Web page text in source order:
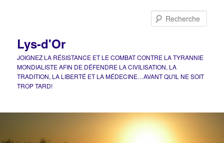
Lys-d'Or
JOIGNEZ LA RÉSISTANCE ET LE COMBAT CONTRE LA TYRANNIE
MONDIALISTE AFIN DE DÉFENDRE LA CIVILISATION, LA
TRADITION, LA LIBERTÉ ET LA MÉDECINE…AVANT QU'IL NE SOIT
TROP TARD!